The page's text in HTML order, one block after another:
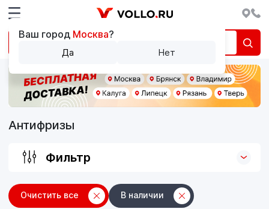
Антифризы
Фильтр
Очистить все В наличии
Ваш город Москва?
Да Нет